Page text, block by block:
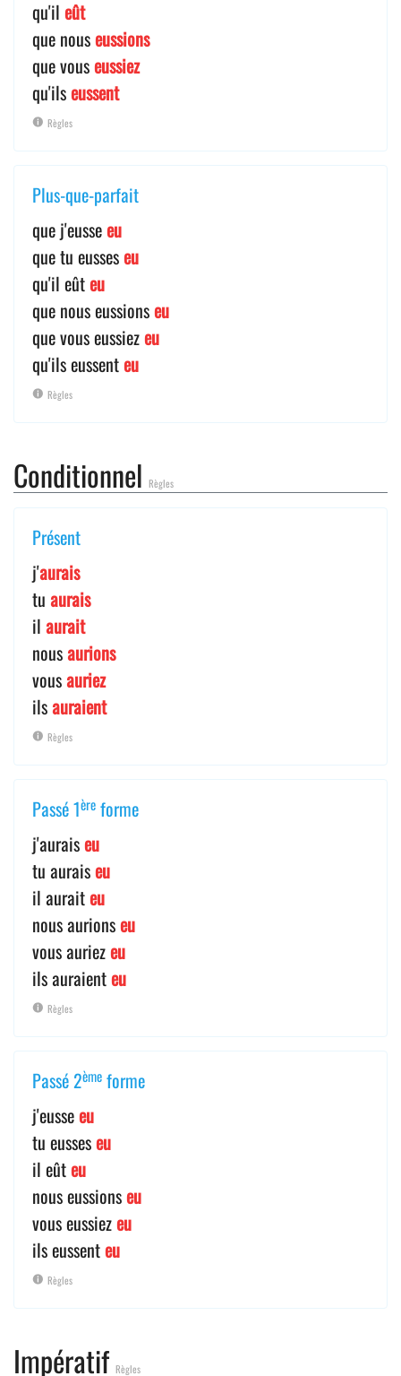
qu'il eût
que nouseussions
que vouseussiez
qu'ilseussent
Règles
Plus-que-parfait
que j'eusseeu
que tu eusseseu
qu'il eûteu
que nous eussionseu
que vous eussiezeu
qu'ils eussenteu
Règles
Conditionnel Règles
Présent
j'aurais
tu aurais
il aurait
nous aurions
vous auriez
ils auraient
Règles
Passé 1ère forme
j'auraiseu
tu auraiseu
il auraiteu
nous aurionseu
vous auriezeu
ils auraienteu
Règles
Passé 2ème forme
j'eusseeu
tu eusseseu
il eûteu
nous eussionseu
vous eussiezeu
ils eussenteu
Règles
Impératif Règles